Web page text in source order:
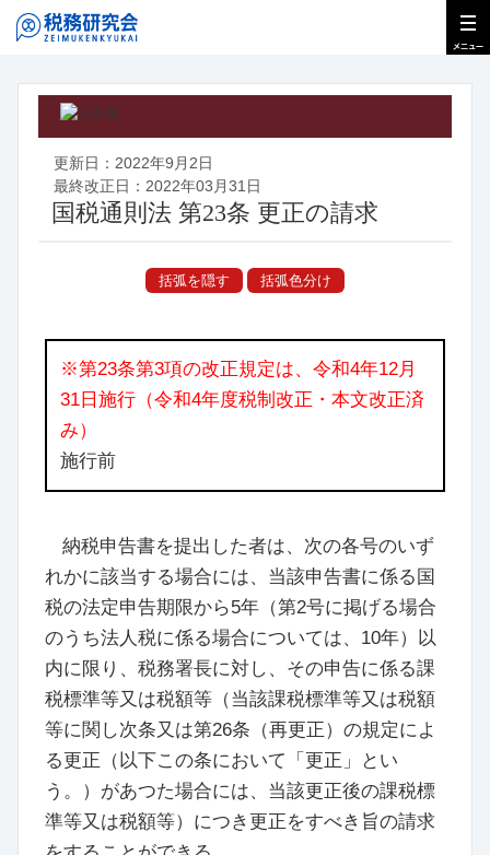
更新日：2022年9月2日
最終改正日：2022年03月31日
国税通則法 第23条 更正の請求
括弧を隠す 括弧色分け
※第23条第3項の改正規定は、令和4年12月
31日施行（令和4年度税制改正・本文改正済
み）
施行前
納税申告書を提出した者は、次の各号のいず
れかに該当する場合には、当該申告書に係る国
税の法定申告期限から5年 （第2号に掲げる場合
のうち法人税に係る場合については、10年） 以
内に限り、税務署長に対し、その申告に係る課
税標準等又は税額等 （当該課税標準等又は税額
等に関し次条又は第26条 （再更正） の規定によ
る更正 （以下この条において「更正」とい
う。
） があつた場合には、当該更正後の課税標
準等又は税額等） につき更正をすべき旨の請求